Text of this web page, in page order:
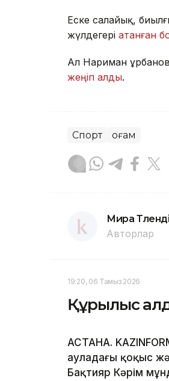
Еске салайық,
жүлдегері атанған
Ал Нариман
жеңіп алды.
Спорт Қоғам
Мира
Авторлар
19:20, 06 Тамыз 2026
Құрылыс
АСТАНА.
ауладағы қоқыс
Бақтияр Кәрім